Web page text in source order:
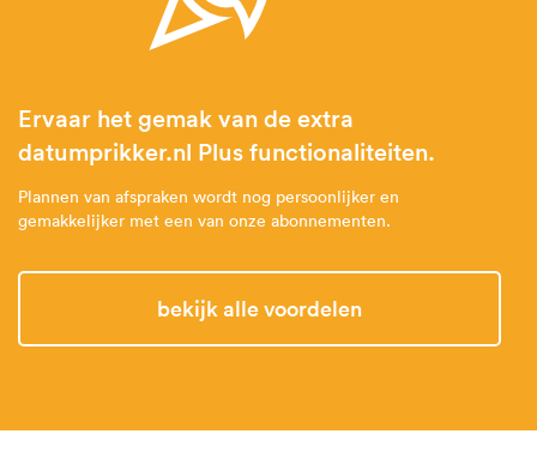
Ervaar het gemak van de extra
datumprikker.nl Plus functionaliteiten.
Plannen van afspraken wordt nog persoonlijker en
gemakkelijker met een van onze abonnementen.
Bekijk alle voordelen